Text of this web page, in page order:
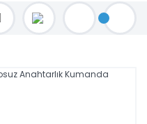
MAİL ATINIZ.
İLE GÖNDERİYORUZ!